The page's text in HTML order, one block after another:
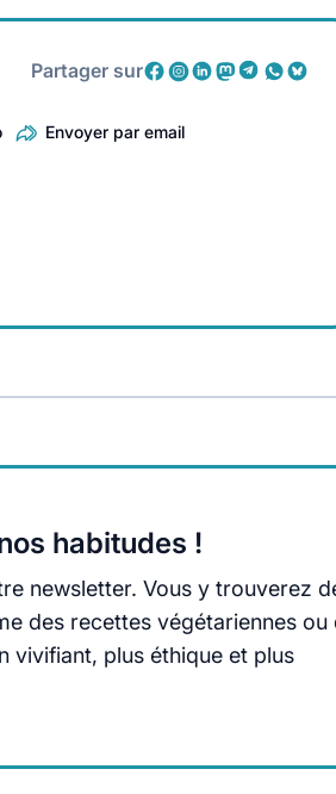
Partager sur
Envoyer par email
habitudes !
newsletter. Vous y trouverez
des recettes végétariennes ou
vivifiant, plus éthique et plus